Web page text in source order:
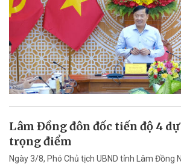
Lâm Đồng đôn đốc tiến độ 4
trọng điểm
Ngày 3/8, Phó Chủ tịch UBND tỉnh Lâm Đồng